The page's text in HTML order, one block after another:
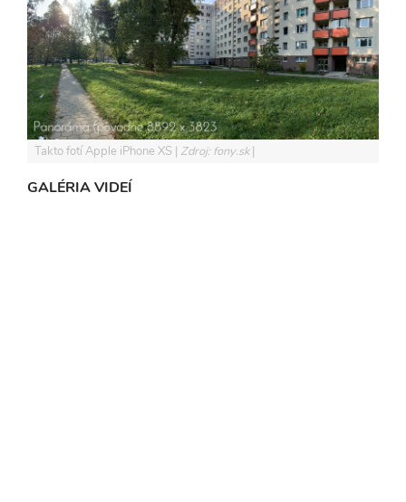
Takto fotí Apple iPhone XS Zdroj: fony.sk
GALÉRIA VIDEÍ